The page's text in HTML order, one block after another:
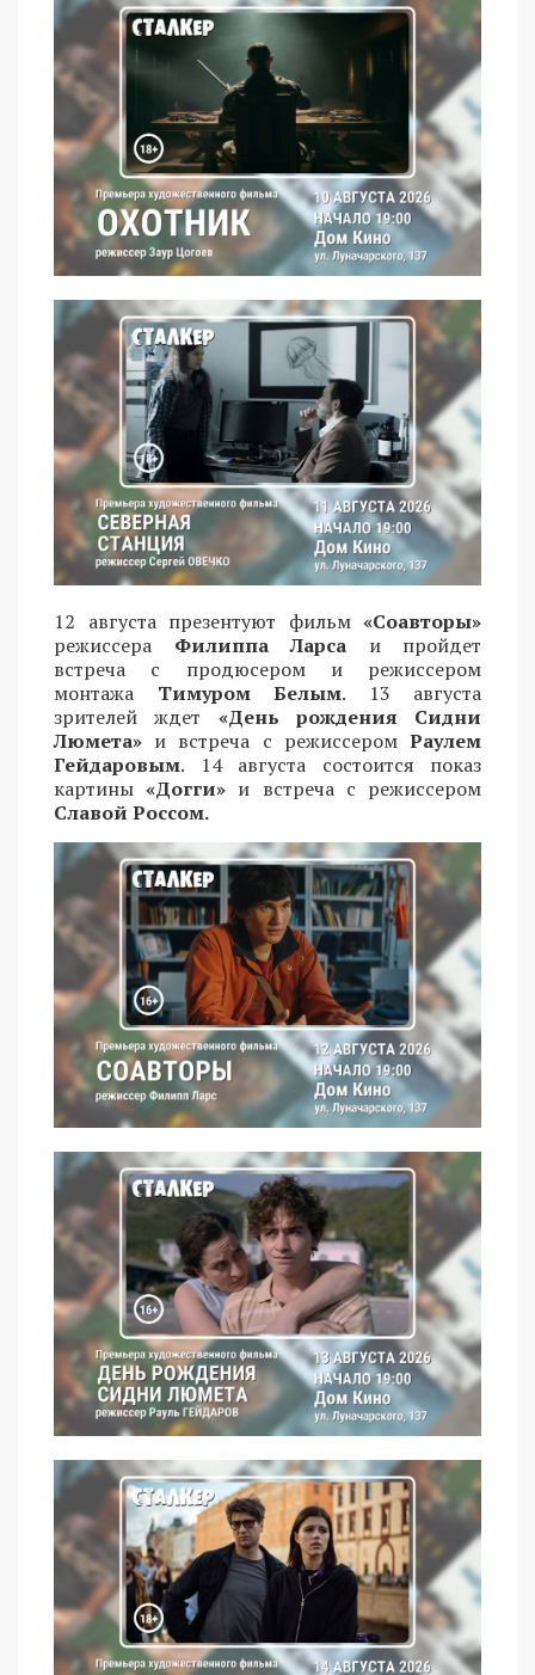
12 августа презентуют фильм «Соавторы»
режиссера Филиппа Ларса и пройдет
встреча с продюсером и режиссером
монтажа Тимуром Белым. 13 августа
зрителей ждет «День рождения Сидни
Люмета» и встреча с режиссером Раулем
Гейдаровым. 14 августа состоится показ
картины«Догги» и встреча с режиссером
Славой Россом.